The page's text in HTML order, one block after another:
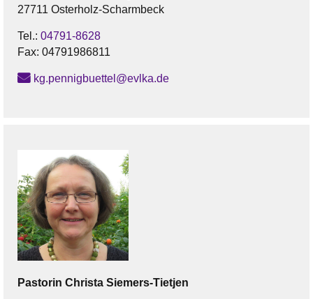
27711 Osterholz-Scharmbeck
Tel.: 04791-8628
Fax: 04791986811
kg.pennigbuettel@evlka.de
Pastorin Christa Siemers-Tietjen